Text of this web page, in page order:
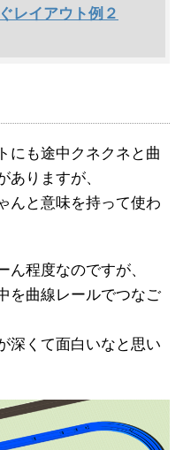
レイアウト例２
にも途中クネクネと曲
ありますが、
んと意味を持って使わ
程度なのですが、
を曲線レールでつなご
深くて面白いなと思い